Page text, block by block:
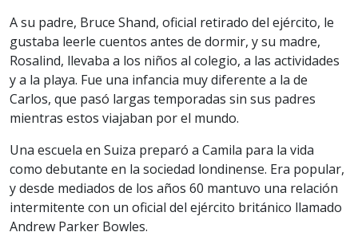
A su padre, Bruce Shand, oficial retirado del ejército, le
gustaba leerle cuentos antes de dormir, y su madre,
Rosalind, llevaba a los niños al colegio, a las actividades
y a la playa. Fue una infancia muy diferente a la de
Carlos, que pasó largas temporadas sin sus padres
mientras estos viajaban por el mundo.
Una escuela en Suiza preparó a Camila para la vida
como debutante en la sociedad londinense. Era popular,
y desde mediados de los años 60 mantuvo una relación
intermitente con un oficial del ejército británico llamado
Andrew Parker Bowles.